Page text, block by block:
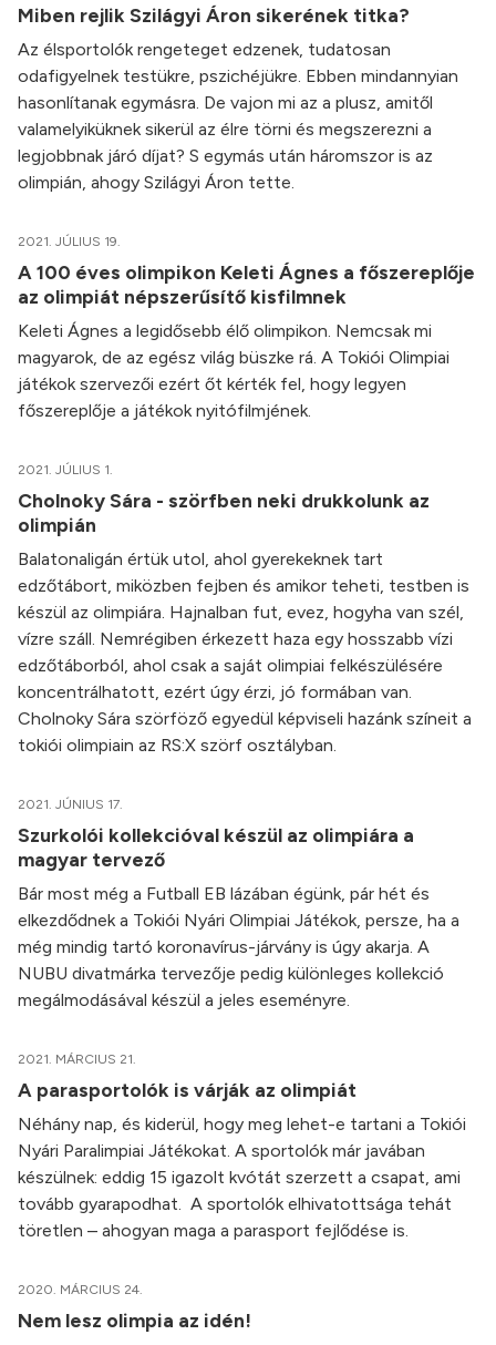
Miben rejlik Szilágyi Áron sikerének titka?
Az élsportolók rengeteget edzenek, tudatosan
odafigyelnek testükre, pszichéjükre. Ebben mindannyian
hasonlítanak egymásra. De vajon mi az a plusz, amitől
valamelyiküknek sikerül az élre törni és megszerezni a
legjobbnak járó díjat? S egymás után háromszor is az
olimpián, ahogy Szilágyi Áron tette.
2021. JÚLIUS 19.
A 100 éves olimpikon Keleti Ágnes a főszereplője
az olimpiát népszerűsítő kisfilmnek
Keleti Ágnes a legidősebb élő olimpikon. Nemcsak mi
magyarok, de az egész világ büszke rá. A Tokiói Olimpiai
játékok szervezői ezért őt kérték fel, hogy legyen
főszereplője a játékok nyitófilmjének.
2021. JÚLIUS 1.
Cholnoky Sára - szörfben neki drukkolunk az
olimpián
Balatonaligán értük utol, ahol gyerekeknek tart
edzőtábort, miközben fejben és amikor teheti, testben is
készül az olimpiára. Hajnalban fut, evez, hogyha van szél,
vízre száll. Nemrégiben érkezett haza egy hosszabb vízi
edzőtáborból, ahol csak a saját olimpiai felkészülésére
koncentrálhatott, ezért úgy érzi, jó formában van.
Cholnoky Sára szörföző egyedül képviseli hazánk színeit a
tokiói olimpiain az RS:X szörf osztályban.
2021. JÚNIUS 17.
Szurkolói kollekcióval készül az olimpiára a
magyar tervező
Bár most még a Futball EB lázában égünk, pár hét és
elkezdődnek a Tokiói Nyári Olimpiai Játékok, persze, ha a
még mindig tartó koronavírus-járvány is úgy akarja. A
NUBU divatmárka tervezője pedig különleges kollekció
megálmodásával készül a jeles eseményre.
2021. MÁRCIUS 21.
A parasportolók is várják az olimpiát
Néhány nap, és kiderül, hogy meg lehet-e tartani a Tokiói
Nyári Paralimpiai Játékokat. A sportolók már javában
készülnek: eddig 15 igazolt kvótát szerzett a csapat, ami
tovább gyarapodhat. A sportolók elhivatottsága tehát
töretlen – ahogyan maga a parasport fejlődése is.
2020. MÁRCIUS 24.
Nem lesz olimpia az idén!